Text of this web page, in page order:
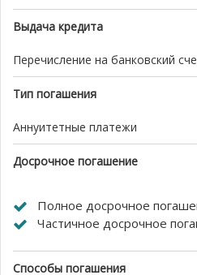
Выдача кредита
Перечисление на банковский
Тип погашения
Аннуитетные платежи
Досрочное погашение
Полное досрочное
Частичное досрочное
Способы погашения